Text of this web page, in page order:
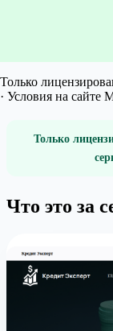
Только
· Условия на
Только
Что это за